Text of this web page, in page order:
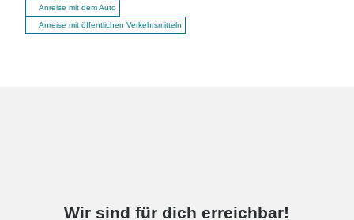
Anreise mit dem Auto
Anreise mit öffentlichen Verkehrsmitteln
Wir sind für dich erreichbar!